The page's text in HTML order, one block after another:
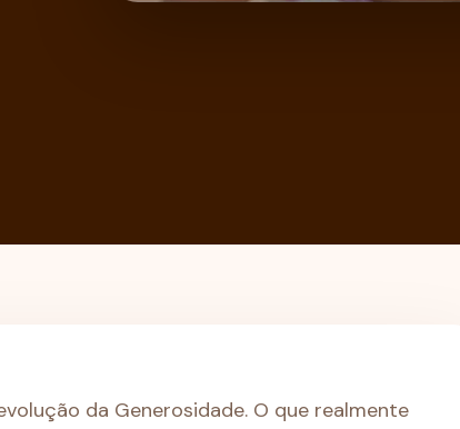
da Generosidade. O que realmente